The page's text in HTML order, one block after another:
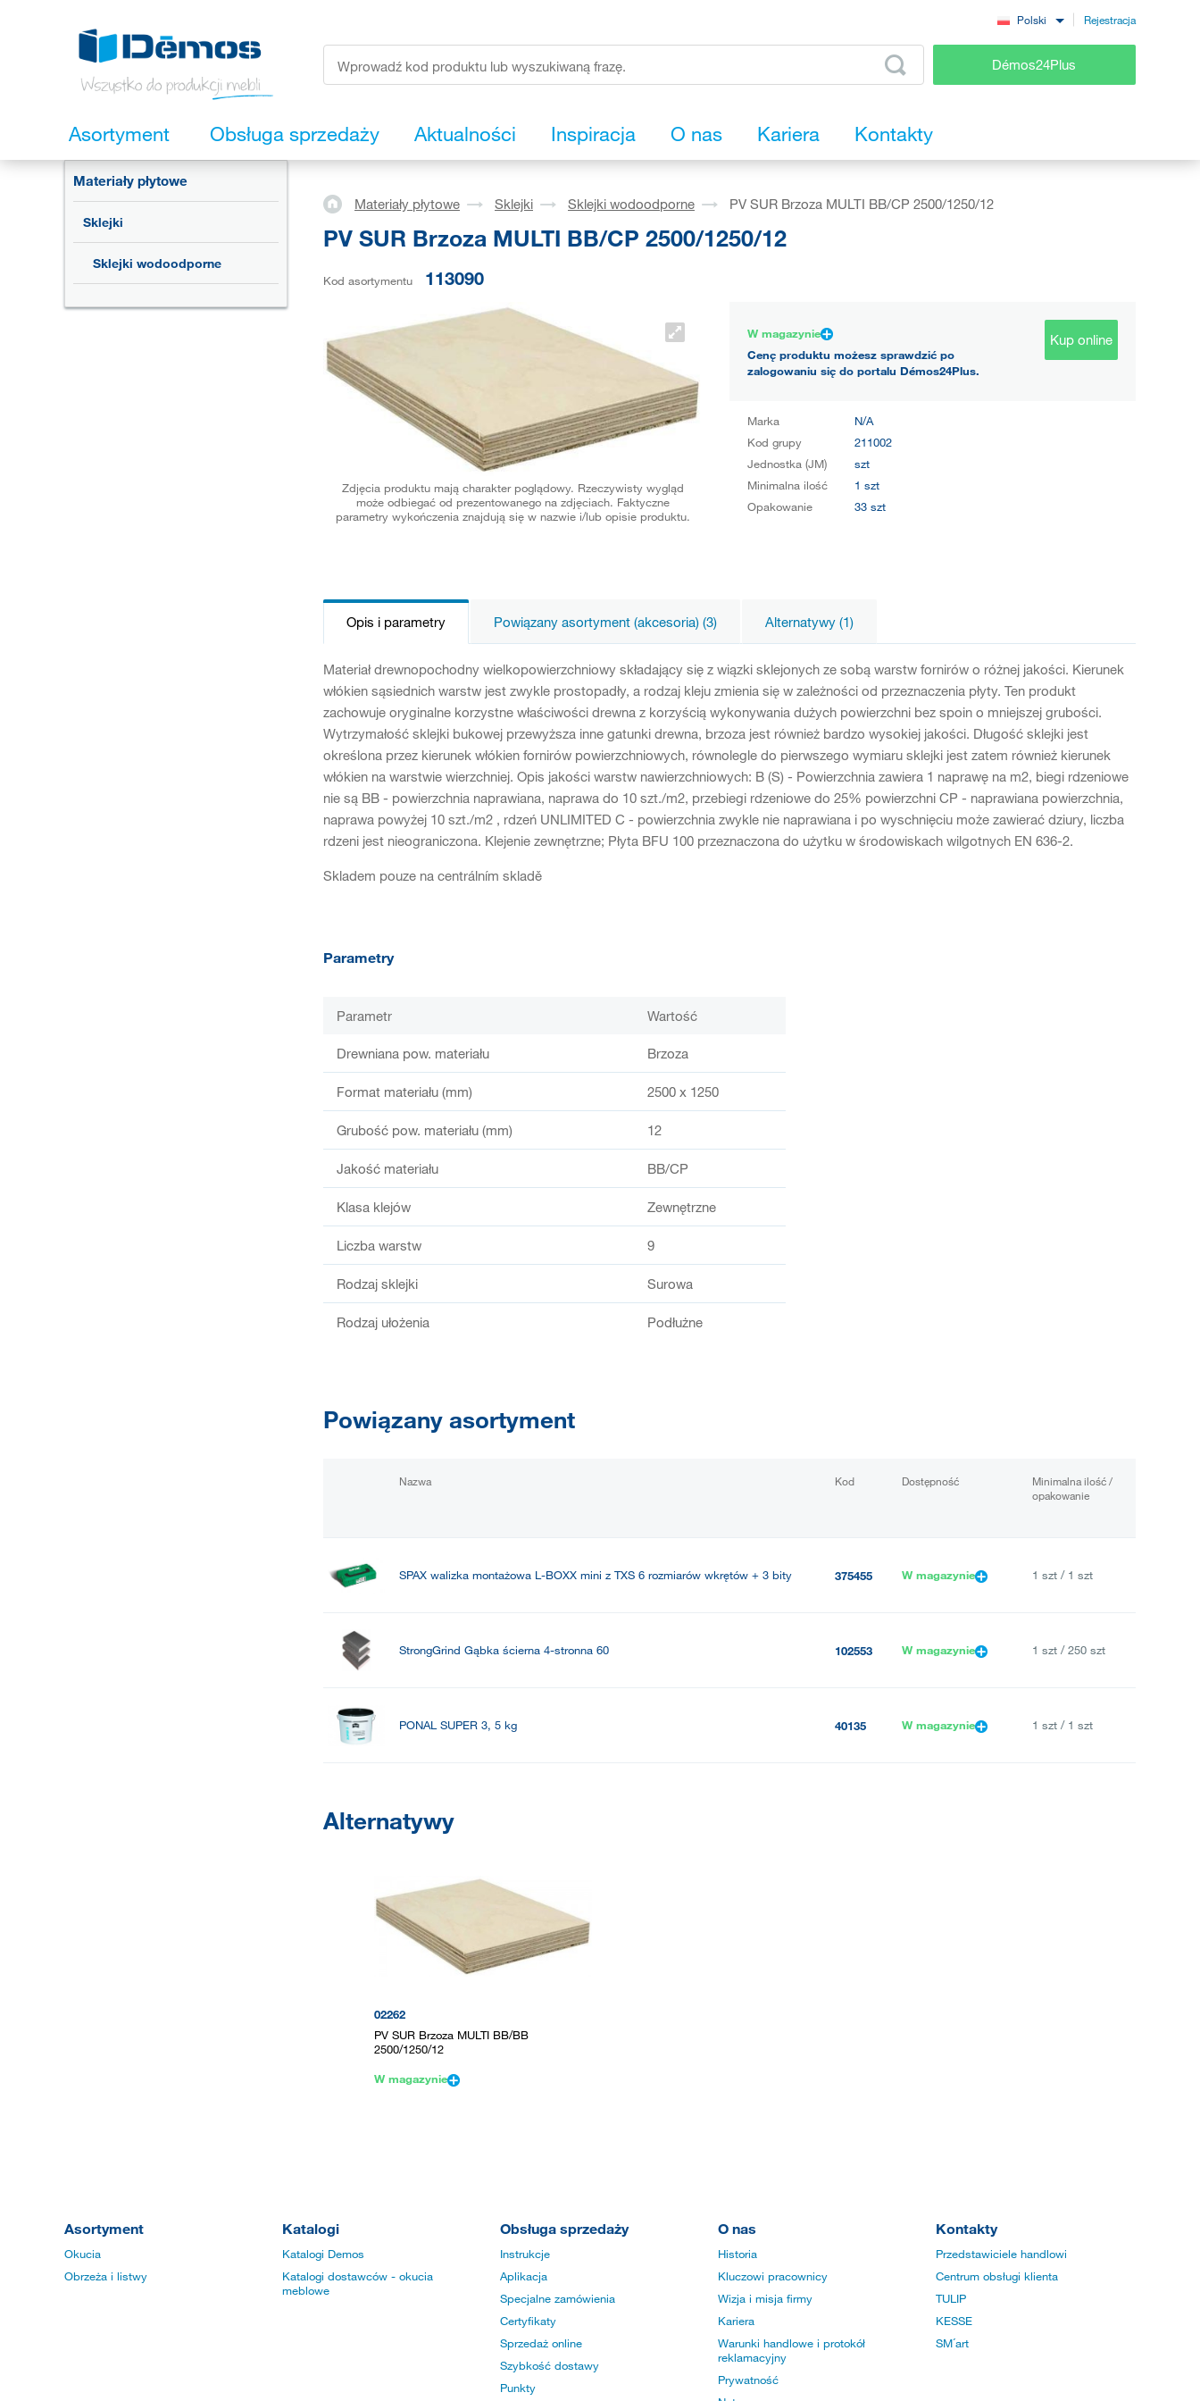
Polski Rejestracja
Démos24Plus
Asortyment Obsługa sprzedaży Aktualności Inspiracja O nas Kariera Kontakty
Materiały płytowe
Sklejki
Sklejki wodoodporne
Materiały płytowe Sklejki Sklejki wodoodporne PV SUR Brzoza MULTI BB/CP 2500/1250/12
PV SUR Brzoza MULTI BB/CP 2500/1250/12
Kod asortymentu 113090
Zdjęcia produktu mają charakter poglądowy. Rzeczywisty wygląd
może odbiegać od prezentowanego na zdjęciach. Faktyczne
parametry wykończenia znajdują się w nazwie i/lub opisie produktu.
W magazynie
Cenę produktu możesz sprawdzić po
zalogowaniu się do portalu Démos24Plus.
Kup online
Marka
N/A
Kod grupy
211002
Jednostka (JM)
szt
Minimalna ilość
1 szt
Opakowanie
33 szt
Opis i parametry Powiązany asortyment (akcesoria) (3) Alternatywy (1)
Materiał drewnopochodny wielkopowierzchniowy składający się z wiązki sklejonych ze sobą warstw fornirów o różnej jakości. Kierunek
włókien sąsiednich warstw jest zwykle prostopadły, a rodzaj kleju zmienia się w zależności od przeznaczenia płyty. Ten produkt
zachowuje oryginalne korzystne właściwości drewna z korzyścią wykonywania dużych powierzchni bez spoin o mniejszej grubości.
Wytrzymałość sklejki bukowej przewyższa inne gatunki drewna, brzoza jest również bardzo wysokiej jakości. Długość sklejki jest
określona przez kierunek włókien fornirów powierzchniowych, równolegle do pierwszego wymiaru sklejki jest zatem również kierunek
włókien na warstwie wierzchniej. Opis jakości warstw nawierzchniowych: B (S) - Powierzchnia zawiera 1 naprawę na m2, biegi rdzeniowe
nie są BB - powierzchnia naprawiana, naprawa do 10 szt./m2, przebiegi rdzeniowe do 25% powierzchni CP - naprawiana powierzchnia,
naprawa powyżej 10 szt./m2 , rdzeń UNLIMITED C - powierzchnia zwykle nie naprawiana i po wyschnięciu może zawierać dziury, liczba
rdzeni jest nieograniczona. Klejenie zewnętrzne; Płyta BFU 100 przeznaczona do użytku w środowiskach wilgotnych EN 636-2.
Skladem pouze na centrálním skladě
Parametry
Parametr Wartość
Drewniana pow. materiału Brzoza
Format materiału (mm) 2500 x 1250
Grubość pow. materiału (mm) 12
Jakość materiału BB/CP
Klasa klejów Zewnętrzne
Liczba warstw 9
Rodzaj sklejki Surowa
Rodzaj ułożenia Podłużne
Powiązany asortyment
Nazwa Kod Dostępność
Minimalna ilość /
opakowanie
SPAX walizka montażowa L-BOXX mini z TXS 6 rozmiarów wkrętów + 3 bity 375455 W magazynie 1 szt / 1 szt
StrongGrind Gąbka ścierna 4-stronna 60 102553 W magazynie 1 szt / 250 szt
PONAL SUPER 3, 5 kg 40135 W magazynie 1 szt / 1 szt
Alternatywy
02262
PV SUR Brzoza MULTI BB/BB
2500/1250/12
W magazynie
Asortyment
Okucia
Obrzeża i listwy
Katalogi
Katalogi Demos
Katalogi dostawców - okucia
meblowe
Obsługa sprzedaży
Instrukcje
Aplikacja
Specjalne zamówienia
Certyfikaty
Sprzedaż online
Szybkość dostawy
Punkty
O nas
Historia
Kluczowi pracownicy
Wizja i misja firmy
Kariera
Warunki handlowe i protokół
reklamacyjny
Prywatność
Kontakty
Przedstawiciele handlowi
Centrum obsługi klienta
TULIP
KESSE
SM´art